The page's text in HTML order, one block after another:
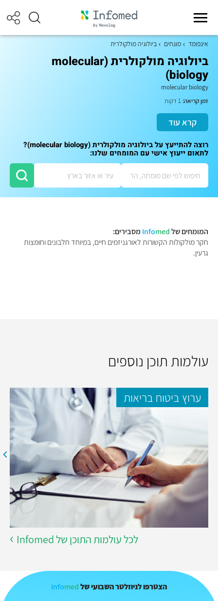
אינפומד מונחים ביולוגיה מולקולרית
ביולוגיה מולקולרית (molecular
biology)
molecular biology
זמן קריאה:
קרא עוד
רוצה להתייעץ על ביולוגיה מולקולרית (molecular biology)?
לתאום ייעוץ אישי עם המומחים שלנו:
המומחים של Infomed
מסבירים:
חקר מולקולות הקשורות לאורגניזמים חיים, במיוחד חלבונים וחומצות
גרעין.
עולמות תוכן נוספים
ערוץ ביטוח בריאות
לכל עולמות התוכן של Infomed
הצטרפו לניוזלטר השבועי של Infomed